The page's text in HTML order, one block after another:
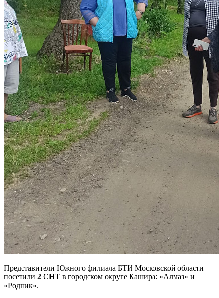
Представители Южного филиала БТИ Московской области
посетили 2 СНТ в городском округе Кашира: «Алмаз» и
«Родник».